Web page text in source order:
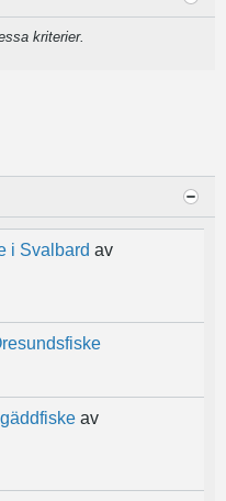
kriterier.
i Svalbard av
av